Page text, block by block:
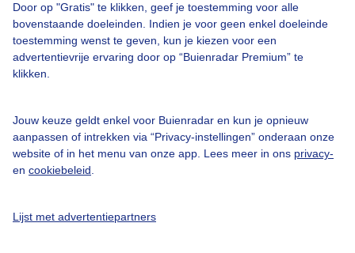
Door op "Gratis" te klikken, geef je toestemming voor alle
bovenstaande doeleinden. Indien je voor geen enkel doeleinde
toestemming wenst te geven, kun je kiezen voor een
advertentievrije ervaring door op “Buienradar Premium” te
klikken.
Jouw keuze geldt enkel voor Buienradar en kun je opnieuw
aanpassen of intrekken via “Privacy-instellingen” onderaan onze
website of in het menu van onze app. Lees meer in ons privacy-
en cookiebeleid
Lijst met advertentiepartners
Gebruikersvoorwaarden
Adverteren
Buienradar Team
Cookie beleid
Privacy instellingen
Gratis weerdata
@BuienradarNL